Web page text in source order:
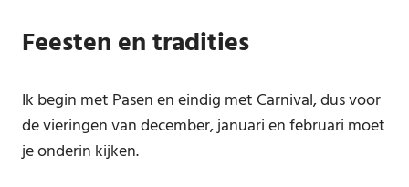
Feesten en tradities
Ik begin met Pasen en eindig met Carnival, dus voor
de vieringen van december, januari en februari moet
je onderin kijken.